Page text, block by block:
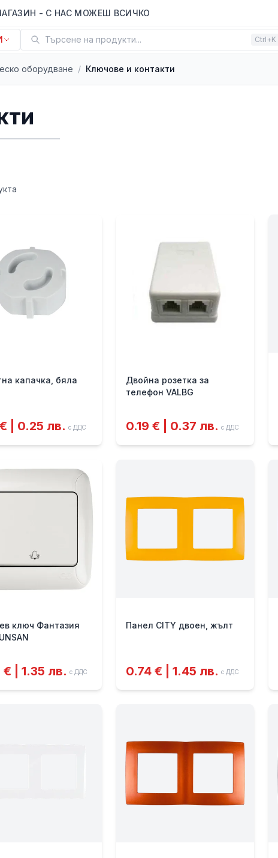
- С НАС МОЖЕШ ВСИЧКО
Търсене на продукти... Ctrl+K
оборудване / Ключове и контакти
а
капачка, бяла
| 0.25 лв. с ДДС
Двойна розетка за
телефон VALBG
0.19 € | 0.37 лв. с ДДС
ключ Фантазия
| 1.35 лв. с ДДС
Панел CITY двоен, жълт
0.74 € | 1.45 лв. с ДДС